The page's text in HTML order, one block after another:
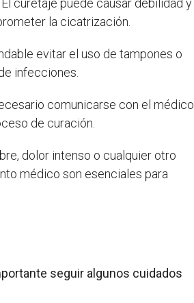
la cicatrización.
evitar el uso de tampones o
infecciones.
comunicarse con el médico
de curación.
dolor intenso o cualquier otro
médico son esenciales para
seguir algunos cuidados